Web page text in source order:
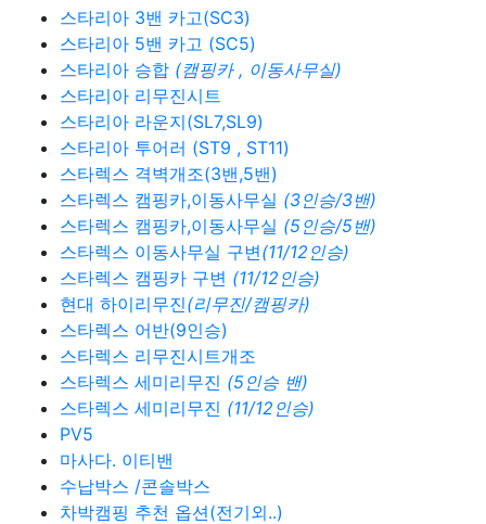
스타리아 3밴 카고(SC3)
스타리아 5밴 카고 (SC5)
스타리아 승합 (캠핑카 , 이동사무실)
스타리아 리무진시트
스타리아 라운지(SL7,SL9)
스타리아 투어러 (ST9 , ST11)
스타렉스 격벽개조(3밴,5밴)
스타렉스 캠핑카,이동사무실 (3인승/3밴)
스타렉스 캠핑카,이동사무실 (5인승/5밴)
스타렉스 이동사무실 구변(11/12인승)
스타렉스 캠핑카 구변 (11/12인승)
현대 하이리무진(리무진/캠핑카)
스타렉스 어반(9인승)
스타렉스 리무진시트개조
스타렉스 세미리무진 (5인승 밴)
스타렉스 세미리무진 (11/12인승)
PV5
마사다. 이티밴
수납박스 /콘솔박스
차박캠핑 추천 옵션(전기외..)